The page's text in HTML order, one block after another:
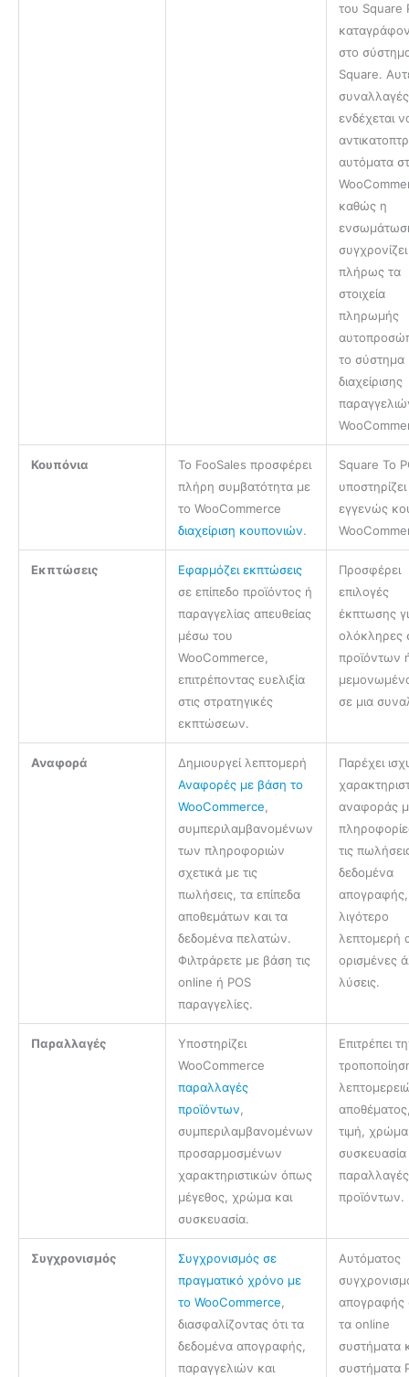
του Square
στο
Square.
συναλλαγές
ενδέχεται
αυτόματα
καθώς η
συγχρονίζει
πλήρως τα
στοιχεία
πληρωμής
το σύστημα
διαχείρισης
Κουπόνια
Το FooSales προσφέρει
πλήρη συμβατότητα με
το WooCommerce
διαχείριση κουπονιών.
Square Το
υποστηρίζει
εγγενώς
Εκπτώσεις
Εφαρμόζει εκπτώσεις
σε επίπεδο προϊόντος ή
παραγγελίας απευθείας
μέσω του
WooCommerce,
επιτρέποντας ευελιξία
στις στρατηγικές
εκπτώσεων.
Προσφέρει
επιλογές
έκπτωσης
ολόκληρες
προϊόντων
σε μια
Αναφορά
Δημιουργεί λεπτομερή
Αναφορές με βάση το
WooCommerce
συμπεριλαμβανομένων
των πληροφοριών
σχετικά με τις
πωλήσεις, τα επίπεδα
αποθεμάτων και τα
δεδομένα πελατών.
Φιλτράρετε με βάση τις
online ή POS
παραγγελίες.
Παρέχει
αναφοράς
τις
δεδομένα
απογραφής,
λιγότερο
λεπτομερή
ορισμένες
λύσεις.
Παραλλαγές
Υποστηρίζει
WooCommerce
παραλλαγές
προϊόντων
συμπεριλαμβανομένων
προσαρμοσμένων
χαρακτηριστικών όπως
μέγεθος, χρώμα και
συσκευασία.
Επιτρέπει
τιμή, χρώμα
συσκευασία
παραλλαγές
προϊόντων.
Συγχρονισμός
Συγχρονισμός σε
πραγματικό χρόνο με
το WooCommerce
διασφαλίζοντας ότι τα
δεδομένα απογραφής,
παραγγελιών και
Αυτόματος
απογραφής
τα online
συστήματα
συστήματα